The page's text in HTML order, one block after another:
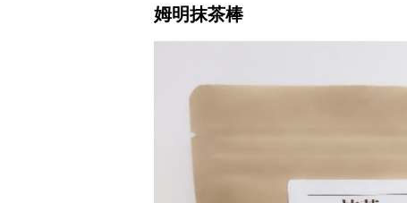
姆明抹茶棒